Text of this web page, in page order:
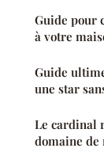
Guide pour
à votre
Guide
une star
Le cardinal
domaine de